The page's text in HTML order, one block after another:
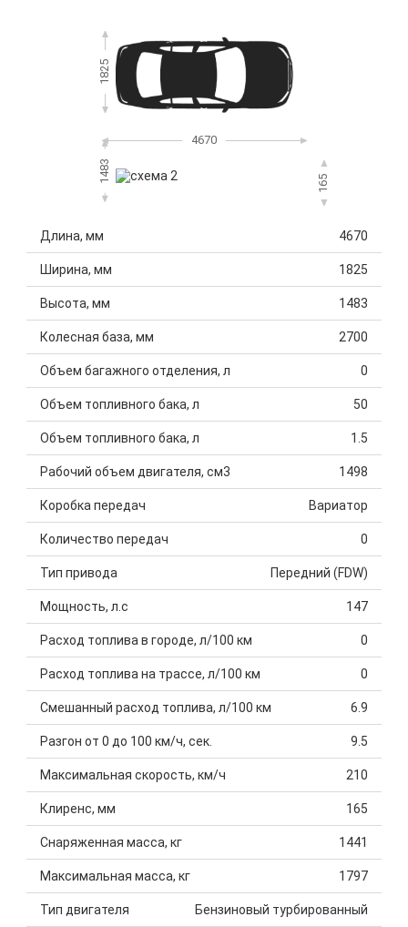
1825
4670
1483 165
Длина, мм 4670
Ширина, мм 1825
Высота, мм 1483
Колесная база, мм 2700
Объем багажного отделения, л 0
Объем топливного бака, л 50
Объем топливного бака, л 1.5
Рабочий объем двигателя, см3 1498
Коробка передач Вариатор
Количество передач 0
Тип привода Передний (FDW)
Мощность, л.с 147
Расход топлива в городе, л/100 км 0
Расход топлива на трассе, л/100 км 0
Смешанный расход топлива, л/100 км 6.9
Разгон от 0 до 100 км/ч, сек. 9.5
Максимальная скорость, км/ч 210
Клиренс, мм 165
Снаряженная масса, кг 1441
Максимальная масса, кг 1797
Тип двигателя Бензиновый турбированный